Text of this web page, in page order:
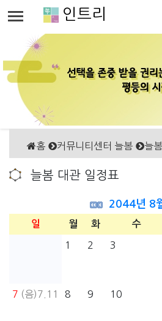
인트리
홈 커뮤니티센터 늘봄 늘
늘봄 대관 일정표
2044년 8
일 월 화 수
1 2 3
7 (음)7.11 8 9 10